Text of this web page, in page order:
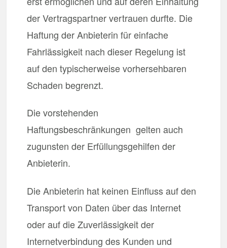
der Vertragspartner vertrauen durfte. Die
Haftung der Anbieterin für einfache
Fahrlässigkeit nach dieser Regelung ist
auf den typischerweise vorhersehbaren
Schaden begrenzt.
Die vorstehenden
Haftungsbeschränkungen gelten auch
zugunsten der Erfüllungsgehilfen der
Anbieterin.
Die Anbieterin hat keinen Einfluss auf den
Transport von Daten über das Internet
oder auf die Zuverlässigkeit der
Internetverbindung des Kunden und